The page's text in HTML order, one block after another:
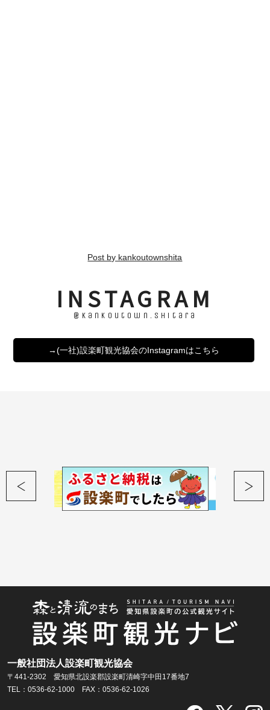
Post by kankoutownshita
INSTAGRAM
@kankoutown.shitara
→(一社)設楽町観光協会のInstagramはこちら
一般社団法人設楽町観光協会
〒441-2302 愛知県北設楽郡設楽町清崎字中田17番地7
TEL：0536-62-1000 FAX：0536-62-1026